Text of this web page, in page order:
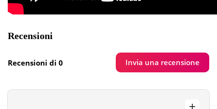
Recensioni
Recensioni di 0 Invia una recensione